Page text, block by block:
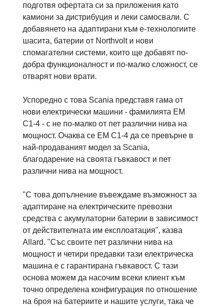
подготвя офертата си за приложения като
камиони за дистрибуция и леки самосвали. С
добавянето на адаптирани към е-технологиите
шасита, батерии от Northvolt и нови
спомагателни системи, които ще добавят по-
добра функционалност и по-малко сложност, се
отварят нови врати.
Успоредно с това Scania представя гама от
нови електрически машини - фамилията EM
C1-4 - с не по-малко от пет различни нива на
мощност. Очаква се EM C1-4 да се превърне в
най-продаваният модел за Scania,
благодарение на своята гъвкавост и пет
различни нива на мощност.
"С това допълнение въвеждаме възможност за
адаптиране на електрическите превозни
средства с акумулаторни батерии в зависимост
от действителната им експлоатация", казва
Allard. "Със своите пет различни нива на
мощност и четири предавки тази електрическа
машина е с гарантирана гъвкавост. С тази
основа можем да насочим всеки клиент към
точно определена конфигурация по отношение
на броя на батериите и нашите услуги, така че